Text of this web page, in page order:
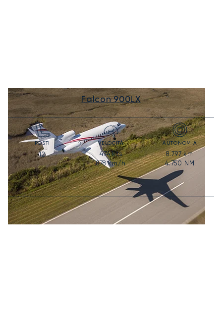
Falcon 900LX
POSTI
12
VELOCITÀ
474kts
878km/h
AUTONOMIA
8.797km
4.750 NM